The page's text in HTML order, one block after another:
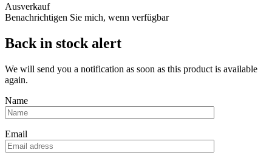
Ausverkauf
Benachrichtigen Sie mich, wenn verfügbar
Back in stock alert
We will send you a notification as soon as this product is available
again.
Name
Email